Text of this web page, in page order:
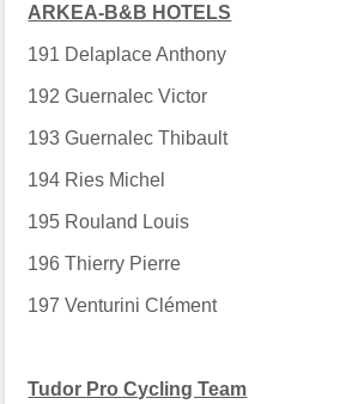
ARKEA-B&B HOTELS
191 Delaplace Anthony
192 Guernalec Victor
193 Guernalec Thibault
194 Ries Michel
195 Rouland Louis
196 Thierry Pierre
197 Venturini Clément
Tudor Pro Cycling Team